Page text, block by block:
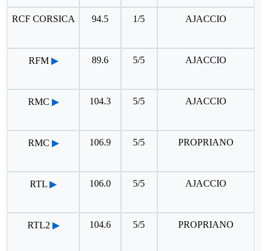
RCF CORSICA 94.5 1/5 AJACCIO
RFM ▶ 89.6 5/5 AJACCIO
RMC ▶ 104.3 5/5 AJACCIO
RMC ▶ 106.9 5/5 PROPRIANO
RTL ▶ 106.0 5/5 AJACCIO
RTL2 ▶ 104.6 5/5 PROPRIANO